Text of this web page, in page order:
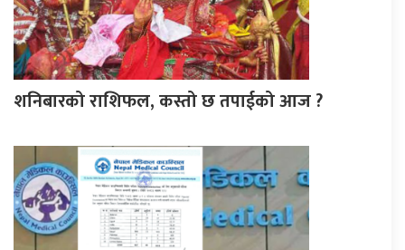
शनिबारको राशिफल, कस्तो छ तपाईको आज ?